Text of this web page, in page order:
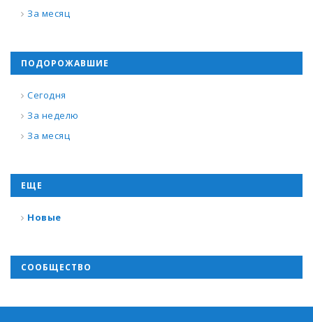
За месяц
ПОДОРОЖАВШИЕ
Сегодня
За неделю
За месяц
ЕЩЕ
Новые
СООБЩЕСТВО